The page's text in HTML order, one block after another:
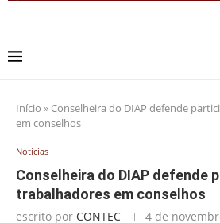
Início » Conselheira do DIAP defende
em conselhos
Notícias
Conselheira do DIAP defende
trabalhadores em conselhos
escrito por CONTEC 4 de